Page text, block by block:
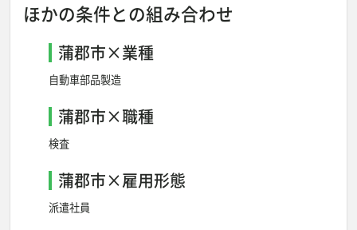
ほかの条件との組み合わせ
蒲郡市×業種
自動車部品製造
蒲郡市×職種
検査
蒲郡市×雇用形態
派遣社員